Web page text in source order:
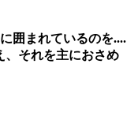
囲まれているのを....
、それを主におさめ